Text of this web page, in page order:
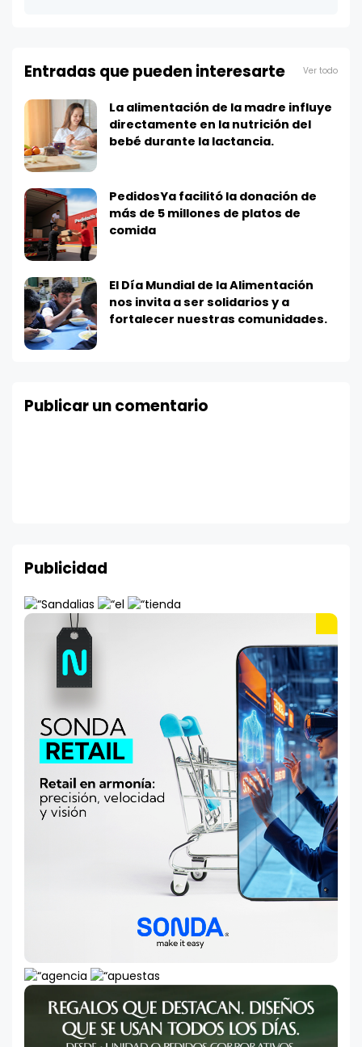
Entradas que pueden interesarte Ver todo
La alimentación de la madre influye
directamente en la nutrición del
bebé durante la lactancia.
PedidosYa facilitó la donación de
más de 5 millones de platos de
comida
El Día Mundial de la Alimentación
nos invita a ser solidarios y a
fortalecer nuestras comunidades.
Publicar un comentario
Publicidad